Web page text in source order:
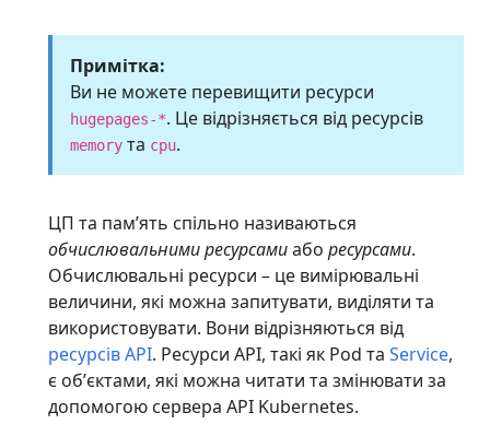
Примітка:
Ви не можете перевищити ресурси
hugepages-*. Це відрізняється від ресурсів
memory та cpu.
ЦП та памʼять спільно називаються
обчислювальними ресурсамиабо ресурсами.
Обчислювальні ресурси – це вимірювальні
величини, які можна запитувати, виділяти та
використовувати. Вони відрізняються від
ресурсів API. Ресурси API, такі як Pod та Service,
є обʼєктами, які можна читати та змінювати за
допомогою сервера API Kubernetes.